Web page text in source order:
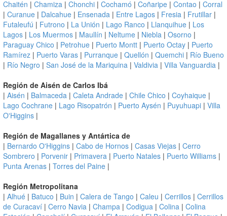
Chaitén | Chamiza | Chonchi | Cochamó | Coñaripe | Contao | Corral
| Curanue | Dalcahue | Ensenada | Entre Lagos | Fresia | Frutillar |
Futaleufú | Futrono | La Unión | Lago Ranco | Llanquihue | Los
Lagos | Los Muermos | Maullín | Neltume | Niebla | Osorno |
Paraguay Chico | Petrohue | Puerto Montt | Puerto Octay | Puerto
Ramírez | Puerto Varas | Purranque | Quellón | Quemchi | Río Bueno
| Río Negro | San José de la Mariquina | Valdivia | Villa Vanguardia |
Región de Aisén de Carlos Ibá
| Aisén | Balmaceda | Caleta Andrade | Chile Chico | Coyhaique |
Lago Cochrane | Lago Risopatrón | Puerto Aysén | Puyuhuapi | Villa
O'Higgins |
Región de Magallanes y Antártica de
| Bernardo O'Higgins | Cabo de Hornos | Casas Viejas | Cerro
Sombrero | Porvenir | Primavera | Puerto Natales | Puerto Williams |
Punta Arenas | Torres del Paine |
Región Metropolitana
| Alhué | Batuco | Buin | Calera de Tango | Caleu | Cerrillos | Cerrillos
de Curacaví | Cerro Navia | Champa | Codigua | Colina | Colina